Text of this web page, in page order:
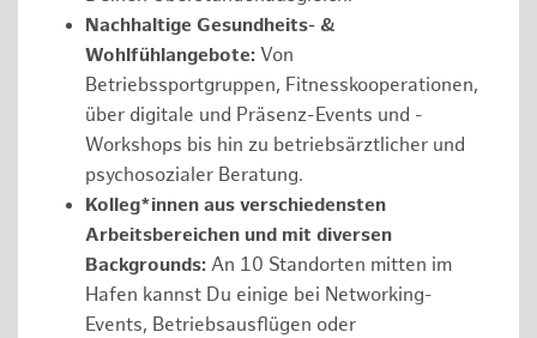
Nachhaltige Gesundheits- &
Wohlfühlangebote: Von
Betriebssportgruppen, Fitnesskooperationen,
über digitale und Präsenz-Events und -
Workshops bis hin zu betriebsärztlicher und
psychosozialer Beratung.
Kolleg*innen aus verschiedensten
Arbeitsbereichen und mit diversen
Backgrounds: An 10 Standorten mitten im
Hafen kannst Du einige bei Networking-
Events, Betriebsausflügen oder